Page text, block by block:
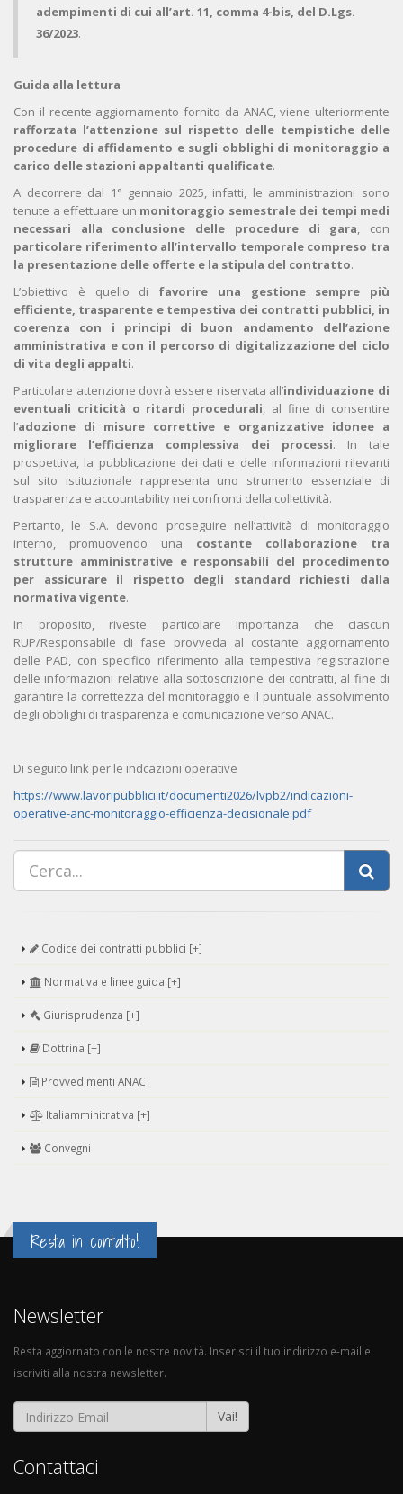
adempimenti di cui all’art. 11, comma 4-bis, del D.Lgs.
36/2023.
Guida alla lettura
Con il recente aggiornamento fornito da ANAC, viene ulteriormente
rafforzata l’attenzione sul rispetto delle tempistiche delle
procedure di affidamento e sugli obblighi di monitoraggio a
carico delle stazioni appaltanti qualificate.
A decorrere dal 1° gennaio 2025, infatti, le amministrazioni sono
tenute a effettuare un monitoraggio semestrale dei tempi medi
necessari alla conclusione delle procedure di gara, con
particolare riferimento all’intervallo temporale compreso tra
la presentazione delle offerte e la stipula del contratto.
L’obiettivo è quello di favorire una gestione sempre più
efficiente, trasparente e tempestiva dei contratti pubblici, in
coerenza con i principi di buon andamento dell’azione
amministrativa e con il percorso di digitalizzazione del ciclo
di vita degli appalti.
Particolare attenzione dovrà essere riservata all’individuazione di
eventuali criticità o ritardi procedurali, al fine di consentire
l’adozione di misure correttive e organizzative idonee a
migliorare l’efficienza complessiva dei processi. In tale
prospettiva, la pubblicazione dei dati e delle informazioni rilevanti
sul sito istituzionale rappresenta uno strumento essenziale di
trasparenza e accountability nei confronti della collettività.
Pertanto, le S.A. devono proseguire nell’attività di monitoraggio
interno, promuovendo una costante collaborazione tra
strutture amministrative e responsabili del procedimento
per assicurare il rispetto degli standard richiesti dalla
normativa vigente.
In proposito, riveste particolare importanza che ciascun
RUP/Responsabile di fase provveda al costante aggiornamento
delle PAD, con specifico riferimento alla tempestiva registrazione
delle informazioni relative alla sottoscrizione dei contratti, al fine di
garantire la correttezza del monitoraggio e il puntuale assolvimento
degli obblighi di trasparenza e comunicazione verso ANAC.
Di seguito link per le indcazioni operative
https://www.lavoripubblici.it/documenti2026/lvpb2/indicazioni-
operative-anc-monitoraggio-efficienza-decisionale.pdf
Codice dei contratti pubblici [+]
Normativa e linee guida [+]
Giurisprudenza [+]
Dottrina [+]
Provvedimenti ANAC
Italiamminitrativa [+]
Convegni
Resta in contatto!
Newsletter
Resta aggiornato con le nostre novità. Inserisci il tuo indirizzo e-mail e
iscriviti alla nostra newsletter.
Vai!
Contattaci